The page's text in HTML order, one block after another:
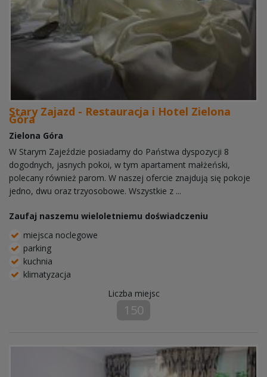
Stary Zajazd - Restauracja i Hotel Zielona
Góra
Zielona Góra
W Starym Zajeździe posiadamy do Państwa dyspozycji 8
dogodnych, jasnych pokoi, w tym apartament małżeński,
polecany również parom. W naszej ofercie znajdują się pokoje
jedno, dwu oraz trzyosobowe. Wszystkie z ...
Zaufaj naszemu wieloletniemu doświadczeniu
miejsca noclegowe
parking
kuchnia
klimatyzacja
Liczba miejsc
150